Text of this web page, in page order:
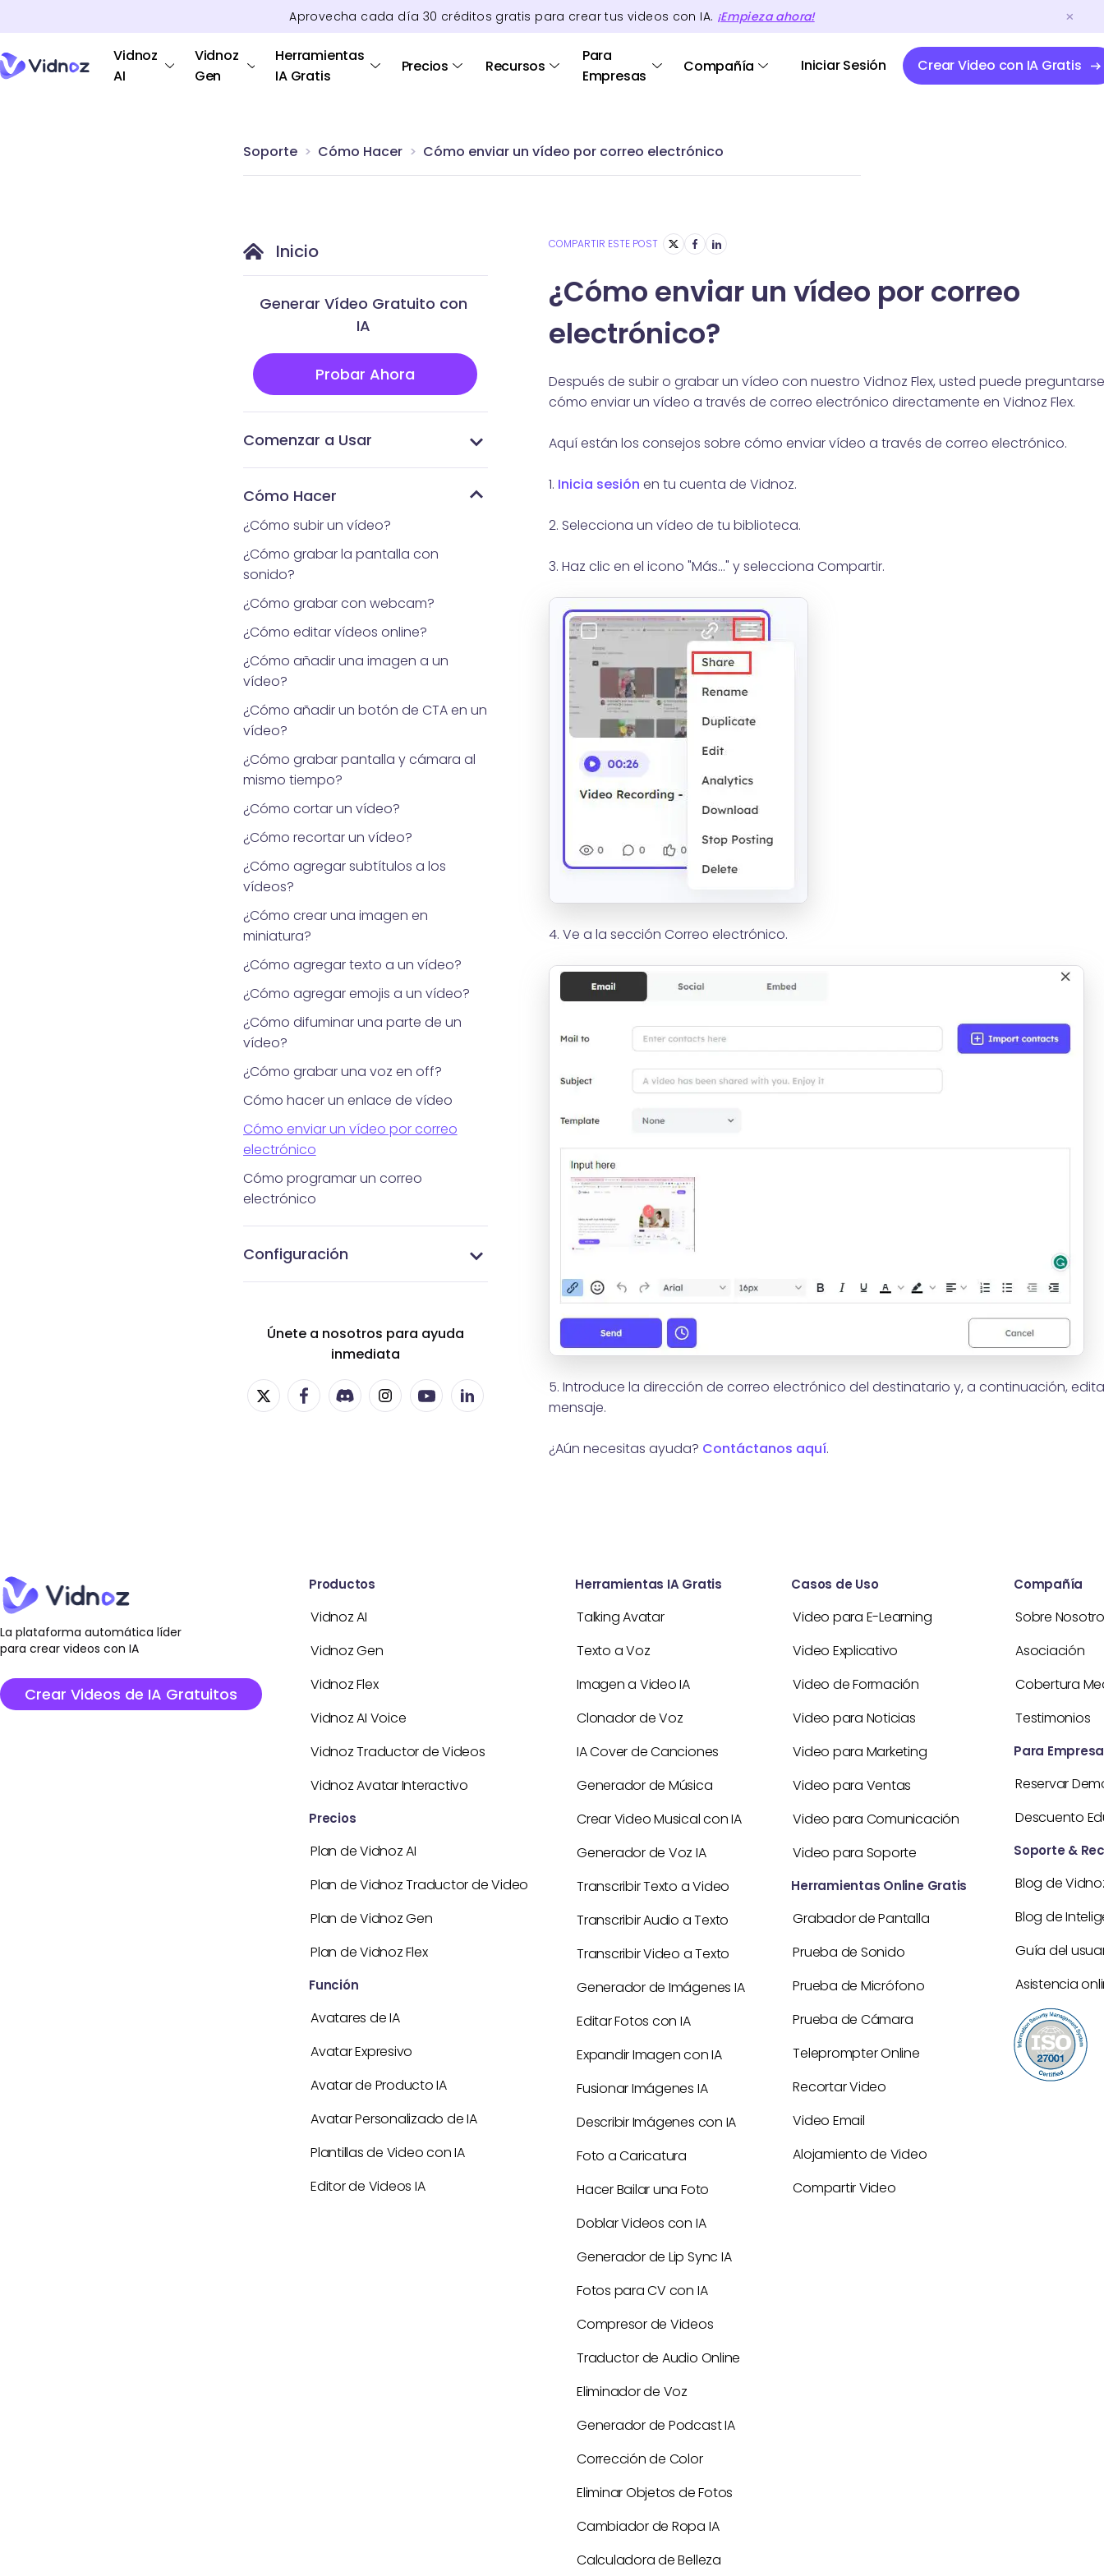
Aprovecha cada día 30 créditos gratis para crear tus videos con IA. ¡Empieza ahora!
Vidnoz
AI
Vidnoz
Gen
Herramientas
IA Gratis
Precios Recursos
Para
Empresas
Compañía Iniciar Sesión Crear Video con IA Gratis
Soporte Cómo Hacer Cómo enviar un vídeo por correo electrónico
Inicio
Generar Vídeo Gratuito con
IA
Probar Ahora
Comenzar a Usar
Cómo Hacer
¿Cómo subir un vídeo?
¿Cómo grabar la pantalla con
sonido?
¿Cómo grabar con webcam?
¿Cómo editar vídeos online?
¿Cómo añadir una imagen a un
vídeo?
¿Cómo añadir un botón de CTA en un
vídeo?
¿Cómo grabar pantalla y cámara al
mismo tiempo?
¿Cómo cortar un vídeo?
¿Cómo recortar un vídeo?
¿Cómo agregar subtítulos a los
vídeos?
¿Cómo crear una imagen en
miniatura?
¿Cómo agregar texto a un vídeo?
¿Cómo agregar emojis a un vídeo?
¿Cómo difuminar una parte de un
vídeo?
¿Cómo grabar una voz en off?
Cómo hacer un enlace de vídeo
Cómo enviar un vídeo por correo
electrónico
Cómo programar un correo
electrónico
Configuración
Únete a nosotros para ayuda
inmediata
COMPARTIR ESTE POST
¿Cómo enviar un vídeo por correo
electrónico?
Después de subir o grabar un vídeo con nuestro Vidnoz Flex, usted puede preguntarse
cómo enviar un vídeo a través de correo electrónico directamente en Vidnoz Flex.
Aquí están los consejos sobre cómo enviar vídeo a través de correo electrónico.
1. Inicia sesión en tu cuenta de Vidnoz.
2. Selecciona un vídeo de tu biblioteca.
3. Haz clic en el icono "Más..." y selecciona Compartir.
4. Ve a la sección Correo electrónico.
5. Introduce la dirección de correo electrónico del destinatario y, a continuación,
mensaje.
¿Aún necesitas ayuda? Contáctanos aquí.
La plataforma automática líder
para crear videos con IA
Crear Videos de IA Gratuitos
Productos
Vidnoz AI
Vidnoz Gen
Vidnoz Flex
Vidnoz AI Voice
Vidnoz Traductor de Videos
Vidnoz Avatar Interactivo
Precios
Plan de Vidnoz AI
Plan de Vidnoz Traductor de Video
Plan de Vidnoz Gen
Plan de Vidnoz Flex
Función
Avatares de IA
Avatar Expresivo
Avatar de Producto IA
Avatar Personalizado de IA
Plantillas de Video con IA
Editor de Videos IA
Herramientas IA Gratis
Talking Avatar
Texto a Voz
Imagen a Video IA
Clonador de Voz
IA Cover de Canciones
Generador de Música
Crear Video Musical con IA
Generador de Voz IA
Transcribir Texto a Video
Transcribir Audio a Texto
Transcribir Video a Texto
Generador de Imágenes IA
Editar Fotos con IA
Expandir Imagen con IA
Fusionar Imágenes IA
Describir Imágenes con IA
Foto a Caricatura
Hacer Bailar una Foto
Doblar Videos con IA
Generador de Lip Sync IA
Fotos para CV con IA
Compresor de Videos
Traductor de Audio Online
Eliminador de Voz
Generador de Podcast IA
Corrección de Color
Eliminar Objetos de Fotos
Cambiador de Ropa IA
Calculadora de Belleza
Casos de Uso
Video para E-Learning
Video Explicativo
Video de Formación
Video para Noticias
Video para Marketing
Video para Ventas
Video para Comunicación
Video para Soporte
Herramientas Online Gratis
Grabador de Pantalla
Prueba de Sonido
Prueba de Micrófono
Prueba de Cámara
Teleprompter Online
Recortar Video
Video Email
Alojamiento de Video
Compartir Video
Compañía
Sobre
Asociación
Cobertura
Testimonios
Para
Reservar
Descuento
Soporte &
Blog de
Blog de
Guía del
Asistencia